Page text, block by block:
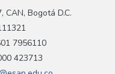
Bogotá D.C.
7956110
423713